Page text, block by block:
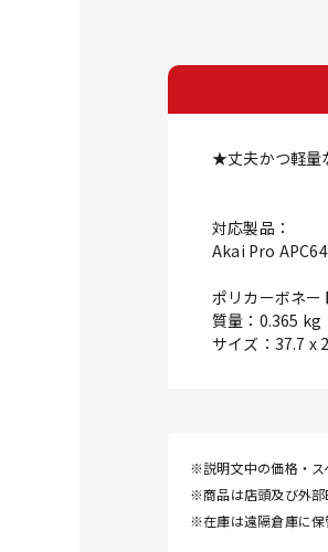
★丈夫かつ軽量
対応製品：
Akai Pro APC64
ポリカーボネー
質量：0.365 kg
サイズ：37.7 x
※説明文中の価格・ス
※商品は店頭及び外部
※在庫は遠隔倉庫に保